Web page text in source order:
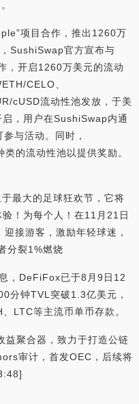
项目合作，推出1260万
SushiSwap官方宣布与
，开启1260万美元的流动
CELO、
cUSD流动性池发放，于美
，用户在SushiSwap内通
与活动。同时，
的流动性池以提供奖励。
最大的足球狂欢节，它将
！为每个人！在11月21日
接游客，激励年轻球迷，
分裂1%燃烧
，DeFiFox已于8月9日12
分钟TVL突破1.3亿美元，
LTC等主流币单币存款。
聚合器，致力于打造公链
审计，首发OEC，后续将